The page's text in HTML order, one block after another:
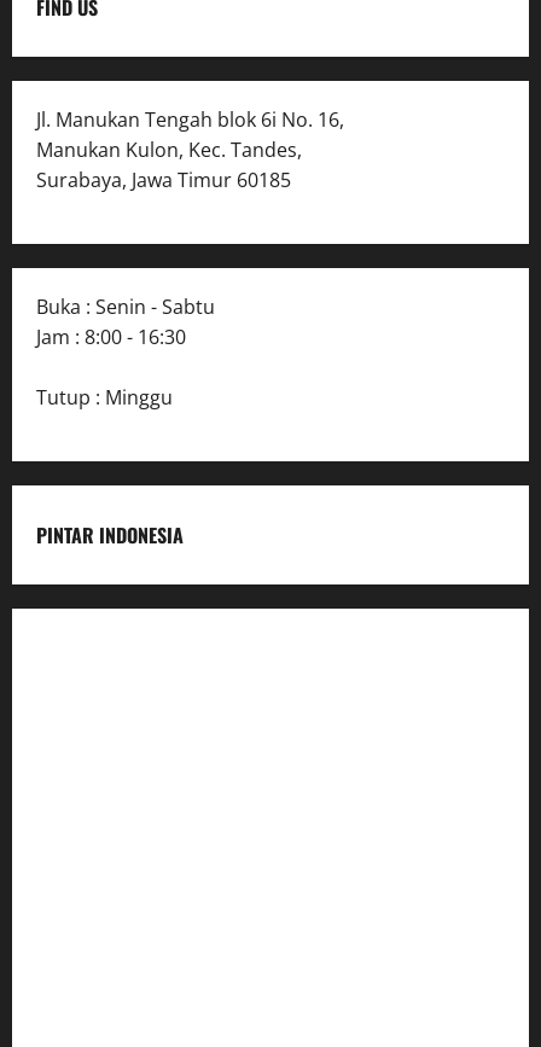
FIND US
Jl. Manukan Tengah blok 6i No. 16,
Manukan Kulon, Kec. Tandes,
Surabaya, Jawa Timur 60185
Buka : Senin - Sabtu
Jam : 8:00 - 16:30
Tutup : Minggu
PINTAR INDONESIA